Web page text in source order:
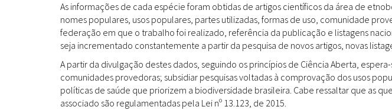
As informações de cada espécie foram obtidas de artigos científicos da área de
nomes populares, usos populares, partes utilizadas, formas de uso, comunidade
federação em que o trabalho foi realizado, referência da publicação e listagens
seja incrementado constantemente a partir da pesquisa de novos artigos, novas
A partir da divulgação destes dados, seguindo os princípios de Ciência Aberta,
comunidades provedoras; subsidiar pesquisas voltadas à comprovação dos usos
políticas de saúde que priorizem a biodiversidade brasileira. Cabe ressaltar que as
associado são regulamentadas pela Lei nº 13.123, de 2015.